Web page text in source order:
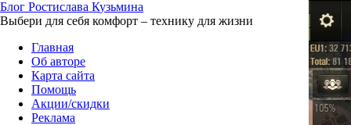
Блог Ростислава Кузьмина
Выбери для себя комфорт – технику для жизни
Главная
Об авторе
Карта сайта
Помощь
Акции/скидки
Реклама